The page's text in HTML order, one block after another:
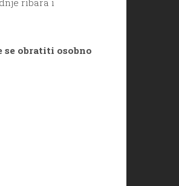
ribara i
obratiti osobno